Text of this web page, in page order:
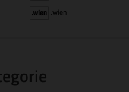
.wien